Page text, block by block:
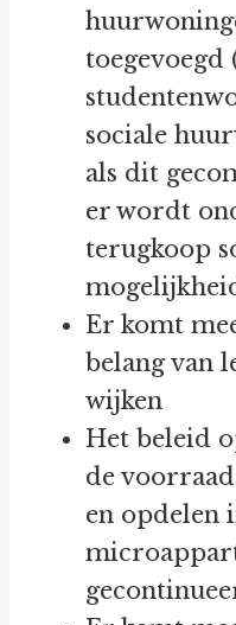
toegevoegd
sociale
als dit
er wordt
terugkoop
Er komt
belang van
wijken
Het beleid
de
en opdelen